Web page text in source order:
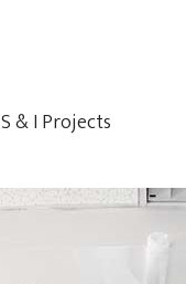
S & I Projects